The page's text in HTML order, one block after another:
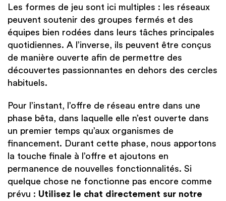
Les formes de jeu sont ici multiples : les réseaux
peuvent soutenir des groupes fermés et des
équipes bien rodées dans leurs tâches principales
quotidiennes. A l’inverse, ils peuvent être conçus
de manière ouverte afin de permettre des
découvertes passionnantes en dehors des cercles
habituels.
Pour l’instant, l’offre de réseau entre dans une
phase bêta, dans laquelle elle n’est ouverte dans
un premier temps qu’aux organismes de
financement. Durant cette phase, nous apportons
la touche finale à l’offre et ajoutons en
permanence de nouvelles fonctionnalités. Si
quelque chose ne fonctionne pas encore comme
prévu : Utilisez le chat directement sur notre